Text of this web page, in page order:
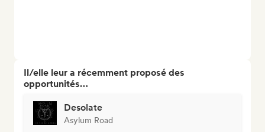
Il/elle leur a récemment proposé des
opportunités…
Desolate
Asylum Road